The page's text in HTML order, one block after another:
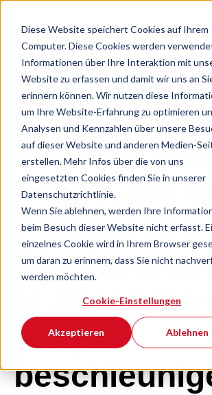
Diese Website speichert Cookies auf Ihrem
Computer. Diese Cookies werden
Informationen über Ihre Interaktion mit
Website zu erfassen und damit wir uns an
erinnern können. Wir nutzen diese
um Ihre Website-Erfahrung zu optimieren
Analysen und Kennzahlen über unsere
auf dieser Website und anderen Medien-
erstellen. Mehr Infos über die von uns
eingesetzten Cookies finden Sie in unserer
Datenschutzrichtlinie.
Wenn Sie ablehnen, werden Ihre
beim Besuch dieser Website nicht erfasst.
einzelnes Cookie wird in Ihrem Browser
um daran zu erinnern, dass Sie nicht
werden möchten.
Cookie-Einstellungen
Akzeptieren Ablehnen
Xantaro und
Freedom
bündeln ihre
Kräfte, um
Ausbau des
in Shropshire
(UK) zu